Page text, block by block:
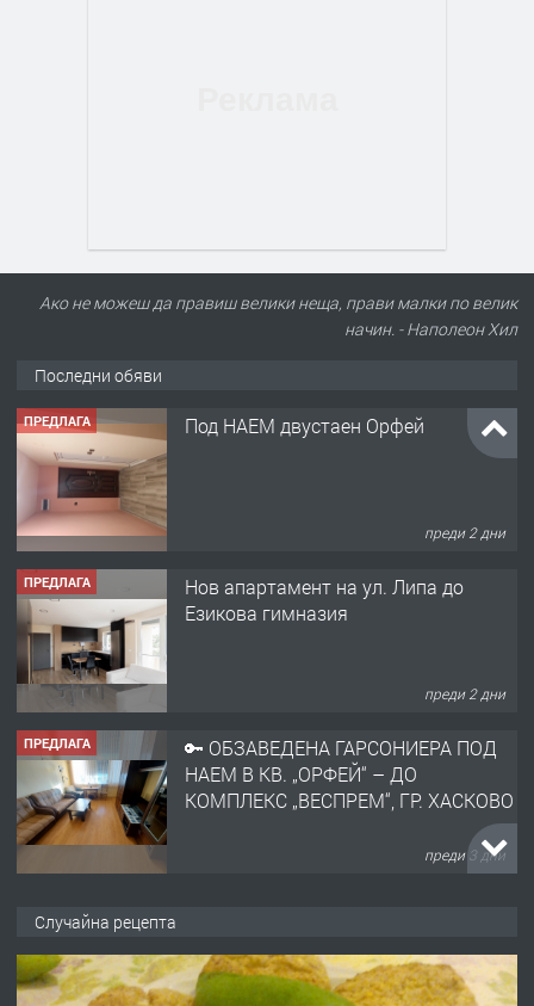
Ако не можеш да правиш велики неща, прави малки по велик
начин. - Наполеон Хил
Последни обяви
ПРЕДЛАГА
Нов апартамент на ул. Липа до
преди 2 дни
ПРЕДЛАГА
🔑 ОБЗАВЕДЕНА ГАРСОНИЕРА ПОД
НАЕМ В КВ. „ОРФЕЙ“ – ДО
преди 3 дни
ПРЕДЛАГА
НАПЪЛНО ОБЗАВЕДЕН И
ОБОРУДВАН ТРИСТАЕН
АПАРТАМЕНТ В ЦЕНТЪРА НА ГР.
преди 4 дни
Случайна рецепта